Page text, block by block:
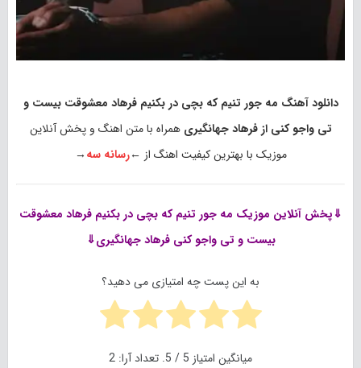
دانلود آهنگ مه جور تنیم که بچی در بکنیم فرهاد معشوقت بیست و
تی واجو کنی از فرهاد جهانگیریهمراه با متن اهنگ و پخش آنلاین
موزیک با بهترین کیفیت اهنگ از ←رسانه سه→
⇓پخش آنلاین موزیک مه جور تنیم که بچی در بکنیم فرهاد معشوقت
بیست و تی واجو کنی فرهاد جهانگیری⇓
به این پست چه امتیازی می دهید؟
میانگین امتیاز 5 / 5. تعداد آرا: 2